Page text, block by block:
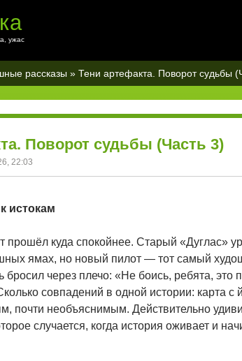
ужас
рассказы » Тени артефакта. Поворот судьбы
Поворот судьбы (Часть 3)
22:03
истокам
прошёл куда спокойнее. Старый «Дуглас»
ямах, но новый пилот — тот самый
бросил через плечо: «Не боись, ребята, это
совпадений в одной истории: карта с
почти необъяснимым. Действительно
случается, когда история оживает и